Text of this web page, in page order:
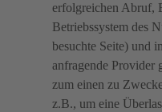
erfolgreichen Abruf,
Betriebssystem des
besuchte Seite) und
anfragende Provider
zum einen zu
z.B., um eine